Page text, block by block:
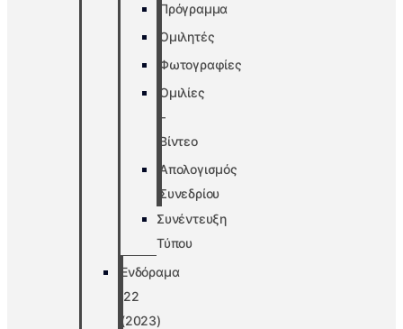
Πρόγραμμα
Ομιλητές
Φωτογραφίες
Ομιλίες
–
Βίντεο
Απολογισμός
Συνεδρίου
Συνέντευξη
Τύπου
Ενδόραμα
’22
(2023)